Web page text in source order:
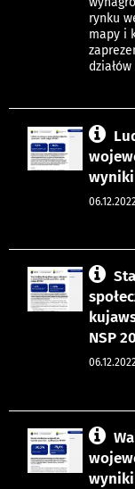
rynku
mapy i
wyniki
NSP
wyniki